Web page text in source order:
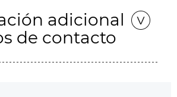
adicional
de contacto